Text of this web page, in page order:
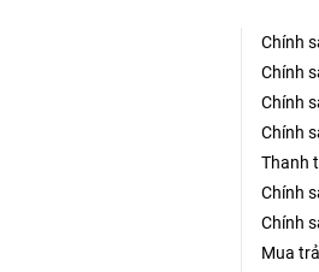
Chính
Chính
Chính
Chính
Thanh
Chính
Chính
Mua